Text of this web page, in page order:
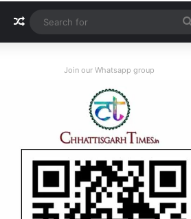
Random Article
Join our Whatsapp group